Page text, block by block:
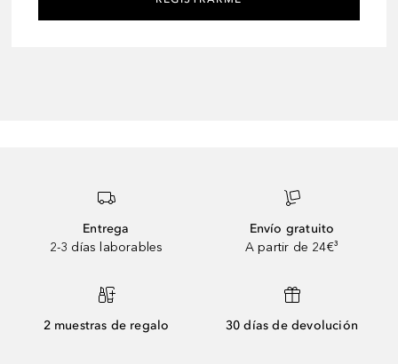
Entrega
2-3 días laborables
Envío gratuito
A partir de 24€³
2 muestras de regalo 30 días de devolución